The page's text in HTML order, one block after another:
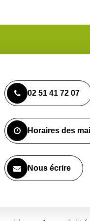
02 51 41 72 07
Horaires des
Nous écrire